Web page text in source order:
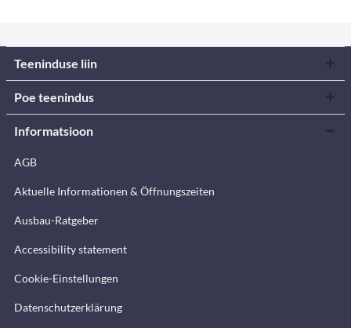
Teeninduse liin
Poe teenindus
Informatsioon
AGB
Aktuelle Informationen & Öffnungszeiten
Ausbau-Ratgeber
Accessibility statement
Cookie-Einstellungen
Datenschutzerklärung